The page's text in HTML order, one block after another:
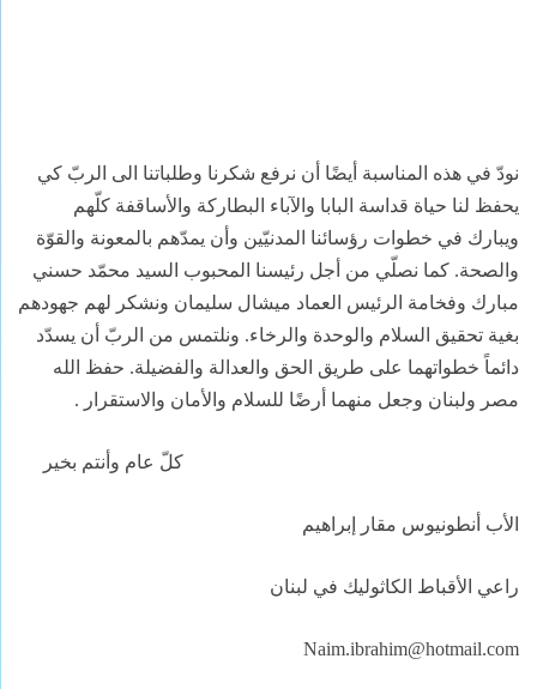
نودّ في هذه المناسبة أيضًا أن نرفع شكرنا وطلباتنا الى الربّ كي
يحفظ لنا حياة قداسة البابا والآباء البطاركة والأساقفة كلّهم
ويبارك في خطوات رؤسائنا المدنيّين وأن يمدّهم بالمعونة والقوّة
والصحة. كما نصلّي من أجل رئيسنا المحبوب السيد محمّد حسني
مبارك وفخامة الرئيس العماد ميشال سليمان ونشكر لهم جهودهم
بغية تحقيق السلام والوحدة والرخاء. ونلتمس من الربّ أن يسدّد
دائماً خطواتهما على طريق الحق والعدالة والفضيلة. حفظ الله
مصر ولبنان وجعل منهما أرضًا للسلام والأمان والاستقرار .
كلّ عام وأنتم بخير
الأب أنطونيوس مقار إبراهيم
راعي الأقباط الكاثوليك في لبنان
Naim.ibrahim@hotmail.com